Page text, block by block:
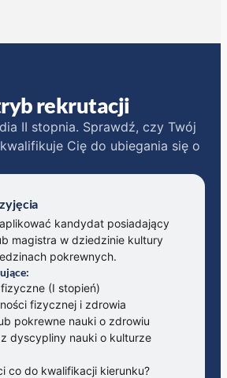
rekrutacji
II stopnia. Sprawdź, czy Twój
Cię do ubiegania się o
kandydat posiadający
magistra w dziedzinie kultury
pokrewnych.
(I stopień)
fizycznej i zdrowia
pokrewne nauki o zdrowiu
dyscypliny nauki o kulturze
co do kwalifikacji kierunku?